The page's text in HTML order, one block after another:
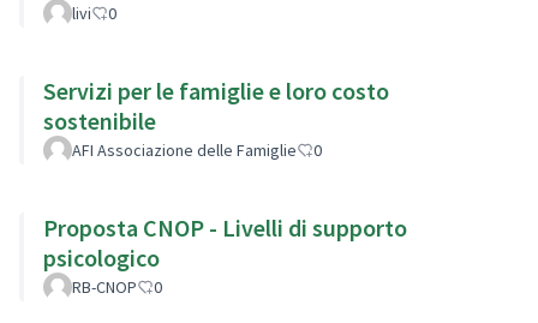
livi 0
Servizi per le famiglie e loro costo
sostenibile
AFI Associazione delle Famiglie 0
Proposta CNOP - Livelli di supporto
psicologico
RB-CNOP 0